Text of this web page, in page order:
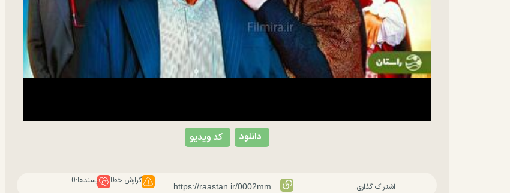
Video
کد ویدیو دانلود
اشتراک گذاری:
گزارش خطا پسندها:0